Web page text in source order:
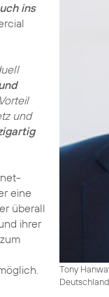
Tony
Deutschland
ins
und
eine
überall
ihrer